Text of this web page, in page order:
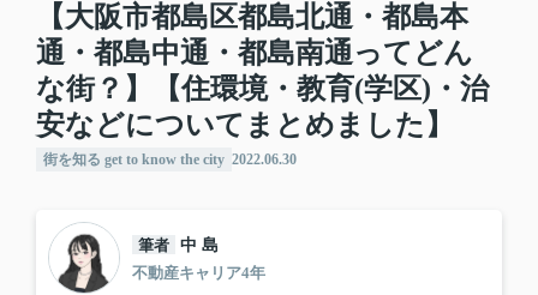
【大阪市都島区都島北通・都島本
通・都島中通・都島南通ってどん
な街？】【住環境・教育(学区)・治
安などについてまとめました】
街を知る get to know the city 2022.06.30
筆者 中 島
不動産キャリア4年